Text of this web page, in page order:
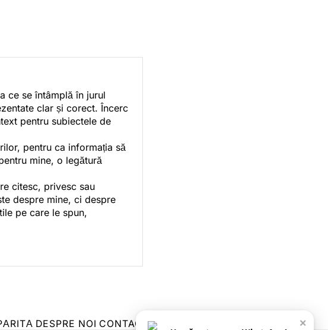
ce se întâmplă în jurul
clar și corect. Încerc
pentru subiectele de
pentru ca informația să
mine, o legătură
citesc, privesc sau
despre mine, ci despre
pe care le spun,
DESPRE NOI CONTACT ZIARUL ANUNȚUL CĂLĂRĂȘEAN
×